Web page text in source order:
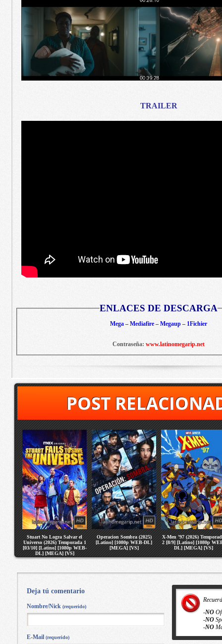
TRAILER
ENLACES DE DESCARGA
Mega – Mediafire – Megaup – 1Fichier
Contraseña: www.latinomegarip.net
POST
Stuart No Logra Salvar el
Universo (2026) Temporada 1
[03/10] [Latino] [1080p WEB-
DL] [MEGA] [VS]
Operacion Sombra (2025)
[Latino] [1080p WEB-DL]
[MEGA] [VS]
X-Men ’97 (2026)
2 [8/9] [Latino] [1080p
DL] [MEGA] [VS]
-NO
-NO
-NO
Deja tú comentario
Nombre/Nick (requerido)
E-Mail (requerido)